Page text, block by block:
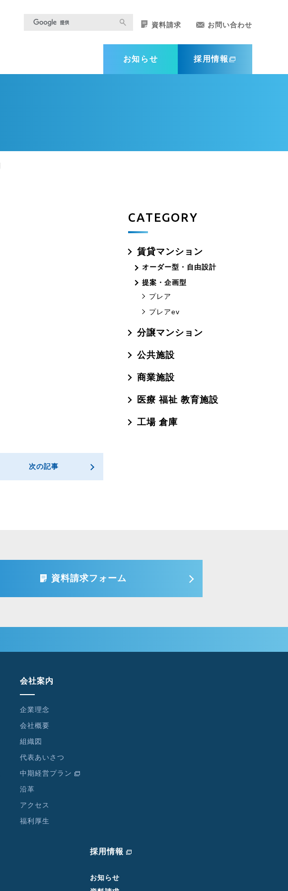
お知らせ 採用情報
資料請求 お問い合わせ
次の記事
CATEGORY
賃貸マンション
オーダー型・自由設計
提案・企画型
プレア
プレアev
分譲マンション
公共施設
商業施設
医療 福祉 教育施設
工場 倉庫
資料請求フォーム
会社案内
企業理念
会社概要
組織図
代表あいさつ
中期経営プラン
沿革
アクセス
福利厚生
採用情報
お知らせ